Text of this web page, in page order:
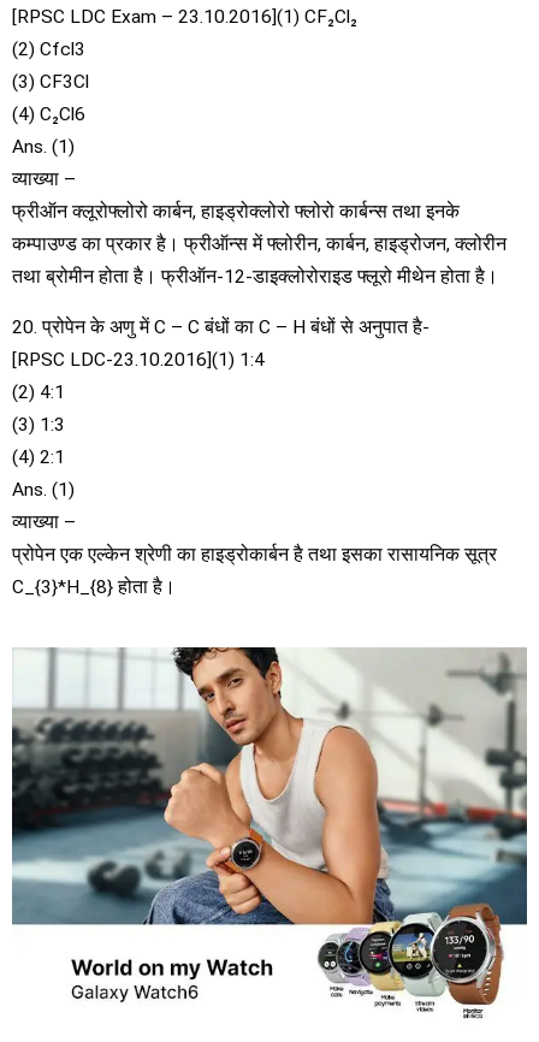
[RPSC LDC Exam – 23.10.2016](1) CF₂Cl₂
(2) Cfcl3
(3) CF3Cl
(4) C₂Cl6
Ans. (1)
व्याख्या –
फ्रीऑन क्लूरोफ्लोरो कार्बन, हाइड्रोक्लोरो फ्लोरो कार्बन्स तथा इनके
कम्पाउण्ड का प्रकार है। फ्रीऑन्स में फ्लोरीन, कार्बन, हाइड्रोजन, क्लोरीन
तथा ब्रोमीन होता है। फ्रीऑन-12-डाइक्लोरोराइड फ्लूरो मीथेन होता है।
20. प्रोपेन के अणु में C – C बंधों का C – H बंधों से अनुपात है-
[RPSC LDC-23.10.2016](1) 1:4
(2) 4:1
(3) 1:3
(4) 2:1
Ans. (1)
व्याख्या –
प्रोपेन एक एल्केन श्रेणी का हाइड्रोकार्बन है तथा इसका रासायनिक सूत्र
C_{3}*H_{8} होता है।